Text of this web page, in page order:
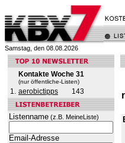
Samstag, den 08.08.2026
Kontakte Woche 31
(nur öffentliche-Listen)
1. aerobictipps 143
Listenname (z.B. MeineListe)
Email-Adresse